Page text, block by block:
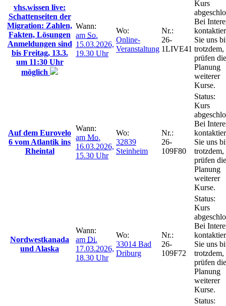
vhs.wissen live:
Schattenseiten der
Migration: Zahlen,
Fakten, Lösungen
Anmeldungen sind
bis Freitag, 13.3.
um 11:30 Uhr
möglich
Wann:
am So.
15.03.2026,
19.30 Uhr
Wo:
Online-
Veranstaltung
Nr.:
26-
1LIVE41
Kurs
Bei
Sie uns
prüfen die
Planung
weiterer
Kurse.
Auf dem Eurovelo
6 vom Atlantik ins
Rheintal
Wann:
am Mo.
16.03.2026,
15.30 Uhr
Wo:
32839
Steinheim
Nr.:
26-
109F80
Status:
Kurs
Bei
Sie uns
prüfen die
Planung
weiterer
Kurse.
Nordwestkanada
und Alaska
Wann:
am Di.
17.03.2026,
18.30 Uhr
Wo:
33014 Bad
Driburg
Nr.:
26-
109F72
Status:
Kurs
Bei
Sie uns
prüfen die
Planung
weiterer
Kurse.
Status: